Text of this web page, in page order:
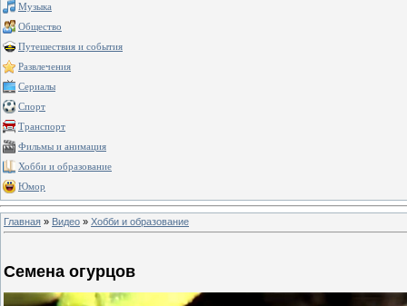
Музыка
Общество
Путешествия и события
Развлечения
Сериалы
Спорт
Транспорт
Фильмы и анимация
Хобби и образование
Юмор
Главная » Видео » Хобби и образование
Семена огурцов